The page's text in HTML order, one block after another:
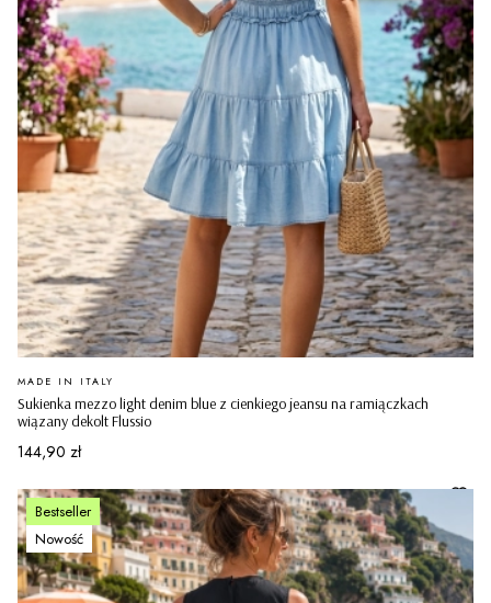
Sukienka mezzo light denim blue z cienkiego jeansu na ramiączkach
wiązany dekolt Flussio
PRODUCENT
MADE IN ITALY
Cena
144,90 zł
Bestseller
Nowość